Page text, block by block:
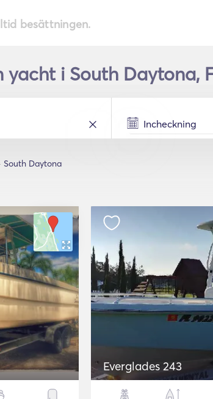
besättningen.
yacht i South Daytona,
South Daytona
Everglades 243